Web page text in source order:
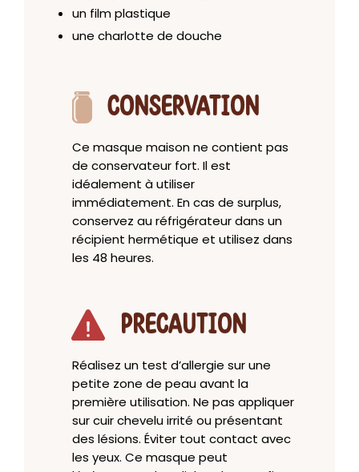
un film plastique
une charlotte de douche
CONSERVATION
Ce masque maison ne contient pas
de conservateur fort. Il est
idéalement à utiliser
immédiatement. En cas de surplus,
conservez au réfrigérateur dans un
récipient hermétique et utilisez dans
les 48 heures.
PRECAUTION
Réalisez un test d’allergie sur une
petite zone de peau avant la
première utilisation. Ne pas appliquer
sur cuir chevelu irrité ou présentant
des lésions. Éviter tout contact avec
les yeux. Ce masque peut